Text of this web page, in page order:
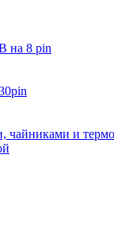
на 8 pin
чайниками и